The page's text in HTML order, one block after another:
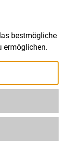
bestmögliche
ermöglichen.